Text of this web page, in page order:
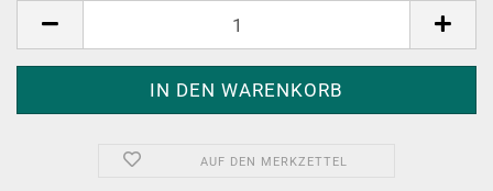
AUF DEN MERKZETTEL